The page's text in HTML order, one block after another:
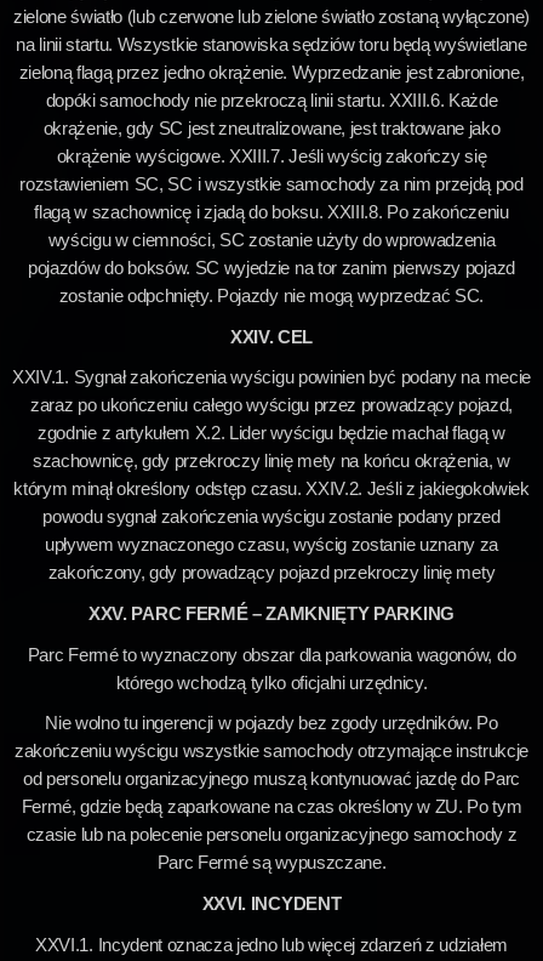
zielone światło (lub czerwone lub zielone światło zostaną wyłączone)
na linii startu. Wszystkie stanowiska sędziów toru będą wyświetlane
zieloną flagą przez jedno okrążenie. Wyprzedzanie jest zabronione,
dopóki samochody nie przekroczą linii startu. XXIII.6. Każde
okrążenie, gdy SC jest zneutralizowane, jest traktowane jako
okrążenie wyścigowe. XXIII.7. Jeśli wyścig zakończy się
rozstawieniem SC, SC i wszystkie samochody za nim przejdą pod
flagą w szachownicę i zjadą do boksu. XXIII.8. Po zakończeniu
wyścigu w ciemności, SC zostanie użyty do wprowadzenia
pojazdów do boksów. SC wyjedzie na tor zanim pierwszy pojazd
zostanie odpchnięty. Pojazdy nie mogą wyprzedzać SC.
XXIV. CEL
XXIV.1. Sygnał zakończenia wyścigu powinien być podany na mecie
zaraz po ukończeniu całego wyścigu przez prowadzący pojazd,
zgodnie z artykułem X.2. Lider wyścigu będzie machał flagą w
szachownicę, gdy przekroczy linię mety na końcu okrążenia, w
którym minął określony odstęp czasu. XXIV.2. Jeśli z jakiegokolwiek
powodu sygnał zakończenia wyścigu zostanie podany przed
upływem wyznaczonego czasu, wyścig zostanie uznany za
zakończony, gdy prowadzący pojazd przekroczy linię mety
XXV. PARC FERMÉ – ZAMKNIĘTY PARKING
Parc Fermé to wyznaczony obszar dla parkowania wagonów, do
którego wchodzą tylko oficjalni urzędnicy.
Nie wolno tu ingerencji w pojazdy bez zgody urzędników. Po
zakończeniu wyścigu wszystkie samochody otrzymające instrukcje
od personelu organizacyjnego muszą kontynuować jazdę do Parc
Fermé, gdzie będą zaparkowane na czas określony w ZU. Po tym
czasie lub na polecenie personelu organizacyjnego samochody z
Parc Fermé są wypuszczane.
XXVI. INCYDENT
XXVI.1. Incydent oznacza jedno lub więcej zdarzeń z udziałem